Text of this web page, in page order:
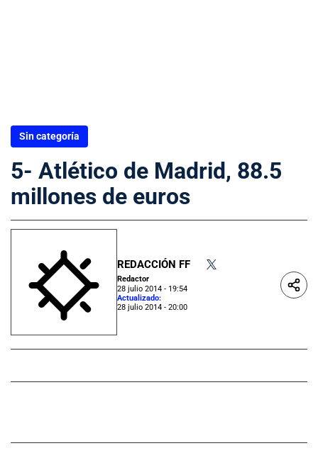
Sin categoría
5- Atlético de Madrid, 88.5
millones de euros
REDACCIÓN FF
Redactor
28 julio 2014 - 19:54
Actualizado:
28 julio 2014 - 20:00